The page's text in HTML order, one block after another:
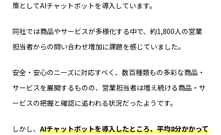
策としてAIチャットボットを導入しています。
同社では商品やサービスが多様化する中で、約1,800人の営業
担当者からの問い合わせ増加に課題を感じていました。
安全・安心のニーズに対応すべく、数百種類もの多彩な商品・
サービスを展開するものの、営業担当者は増え続ける商品・サ
ービスの把握と確認に追われる状況だったようです。
しかし、 AIチャットボットを導入したところ、平均8分かかって